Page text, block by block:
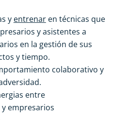
y entrenaren técnicas que
y asistentes a
en la gestión de sus
y tiempo.
colaborativo y
entre
empresarios